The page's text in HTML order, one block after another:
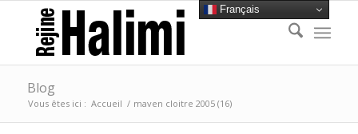
Blog
Vous êtes ici : Accueil / maven cloitre 2005 (16)
Français